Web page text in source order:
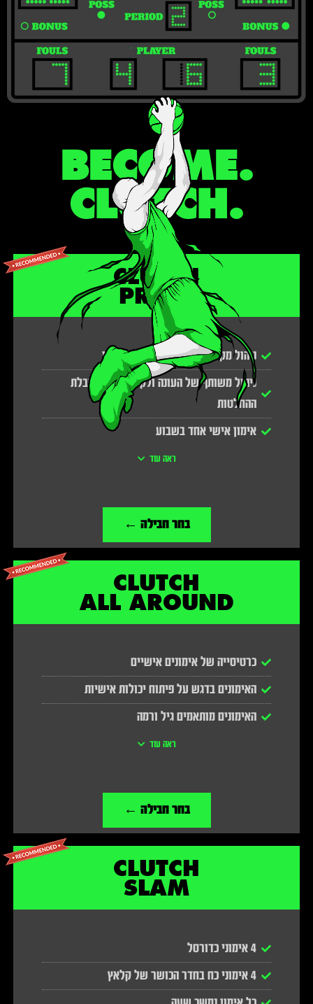
BECOME.
CLUTCH.
CLUTCH
PRIME
ניהול מקצועי מלא של עודד ברנדויין
ניהול משותף של העונה ולקיחת חלק בקבלת
ההחלטות
אימון אישי אחד בשבוע
ליווי גופני מלא של רגב פנאן
ליווי של תזונאית הספורט רקפת אריאלי
מנוי חודשי לחדר הכושר המשוכלל של קלאץ
ראה עוד
בחר חבילה ←
CLUTCH
ALL AROUND
כרטיסייה של אימונים אישיים
האימונים בדגש על פיתוח יכולות אישיות
האימונים מותאמים גיל ורמה
כל אימון נמשך שעהראה עוד
בחר חבילה ←
CLUTCH
SLAM
4 אימוני כדורסל
4 אימוני כח בחדר הכושר של קלאץ